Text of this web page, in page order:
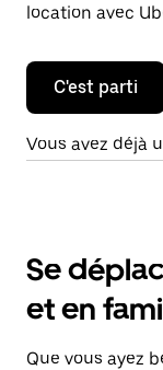
location avec
C'est parti
Vous avez déjà
Se
et en
Que vous ayez